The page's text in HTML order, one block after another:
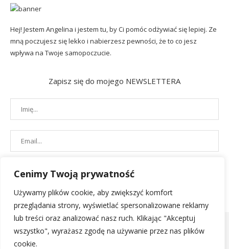
Cenimy Twoją prywatność
Używamy plików cookie, aby zwiększyć komfort
przeglądania strony, wyświetlać spersonalizowane reklamy
lub treści oraz analizować nasz ruch. Klikając "Akceptuj
wszystko", wyrażasz zgodę na używanie przez nas plików
cookie.
Hej! Jestem Angelina i jestem tu, by Ci pomóc odżywiać się lepiej. Ze
mną poczujesz się lekko i nabierzesz pewności, że to co jesz
wpływa na Twoje samopoczucie.
Zapisz się do mojego NEWSLETTERA